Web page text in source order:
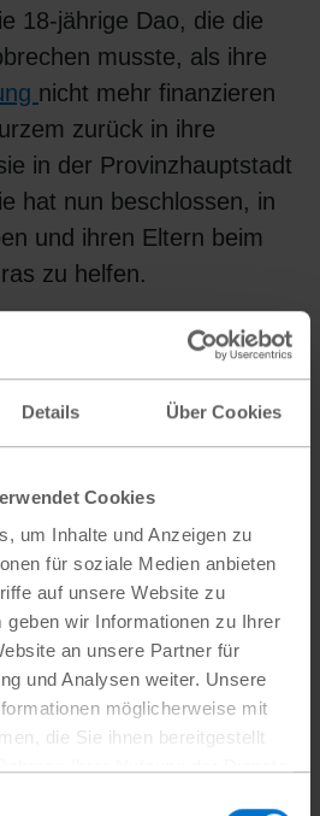
Details Über Cookies
Cookies
um Inhalte und Anzeigen zu
für soziale Medien anbieten
auf unsere Website zu
geben wir Informationen zu Ihrer
an unsere Partner für
und Analysen weiter. Unsere
möglicherweise mit
die Sie ihnen bereitgestellt
18-jährige Dao, die die
musste, als ihre
nicht mehr finanzieren
zurück in ihre
in der Provinzhauptstadt
hat nun beschlossen, in
und ihren Eltern beim
zu helfen.
um sich
bei der
und
viel Spaß
und